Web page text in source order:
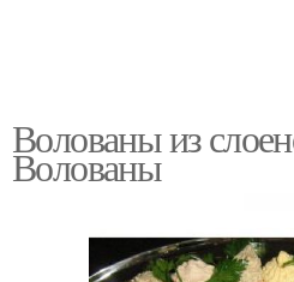
Волованы из
Волованы